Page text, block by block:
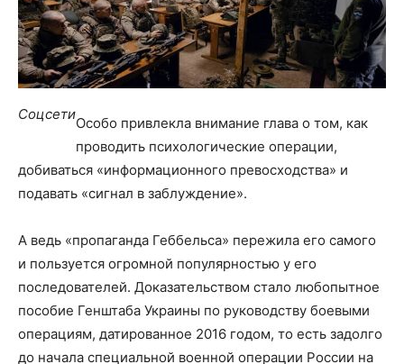
Соцсети
Особо привлекла внимание глава о том, как
проводить психологические операции,
добиваться «информационного превосходства» и
подавать «сигнал в заблуждение».
А ведь «пропаганда Геббельса» пережила его самого
и пользуется огромной популярностью у его
последователей. Доказательством стало любопытное
пособие Генштаба Украины по руководству боевыми
операциям, датированное 2016 годом, то есть задолго
до начала специальной военной операции России на